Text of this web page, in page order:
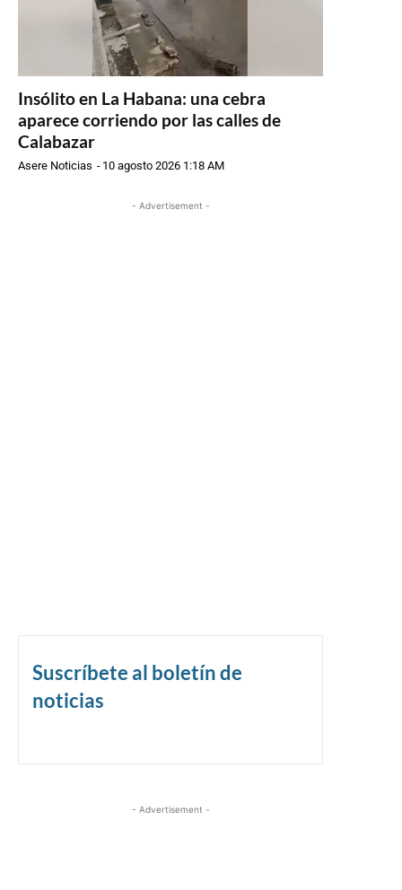
Insólito en La Habana: una cebra
aparece corriendo por las calles de
Calabazar
Asere Noticias - 10 agosto 2026 1:18 AM
- Advertisement -
Suscríbete al boletín de
noticias
- Advertisement -